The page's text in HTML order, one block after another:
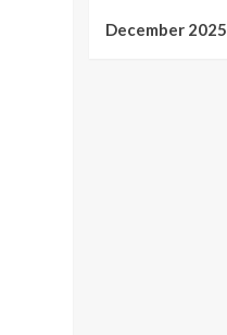
December 2025